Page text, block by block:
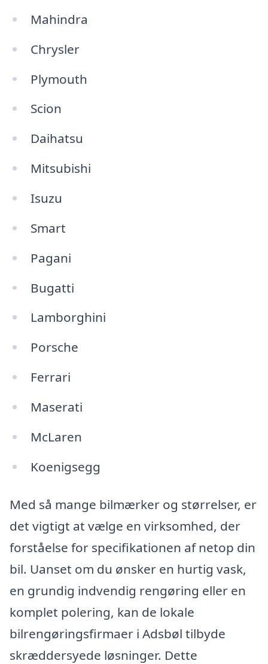
Mahindra
Chrysler
Plymouth
Scion
Daihatsu
Mitsubishi
Isuzu
Smart
Pagani
Bugatti
Lamborghini
Porsche
Ferrari
Maserati
McLaren
Koenigsegg
Med så mange bilmærker og størrelser, er
det vigtigt at vælge en virksomhed, der
forståelse for specifikationen af netop din
bil. Uanset om du ønsker en hurtig vask,
en grundig indvendig rengøring eller en
komplet polering, kan de lokale
bilrengøringsfirmaer i Adsbøl tilbyde
skræddersyede løsninger. Dette